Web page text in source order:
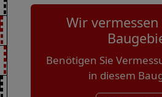
Wir
Benötigen Sie
in diesem